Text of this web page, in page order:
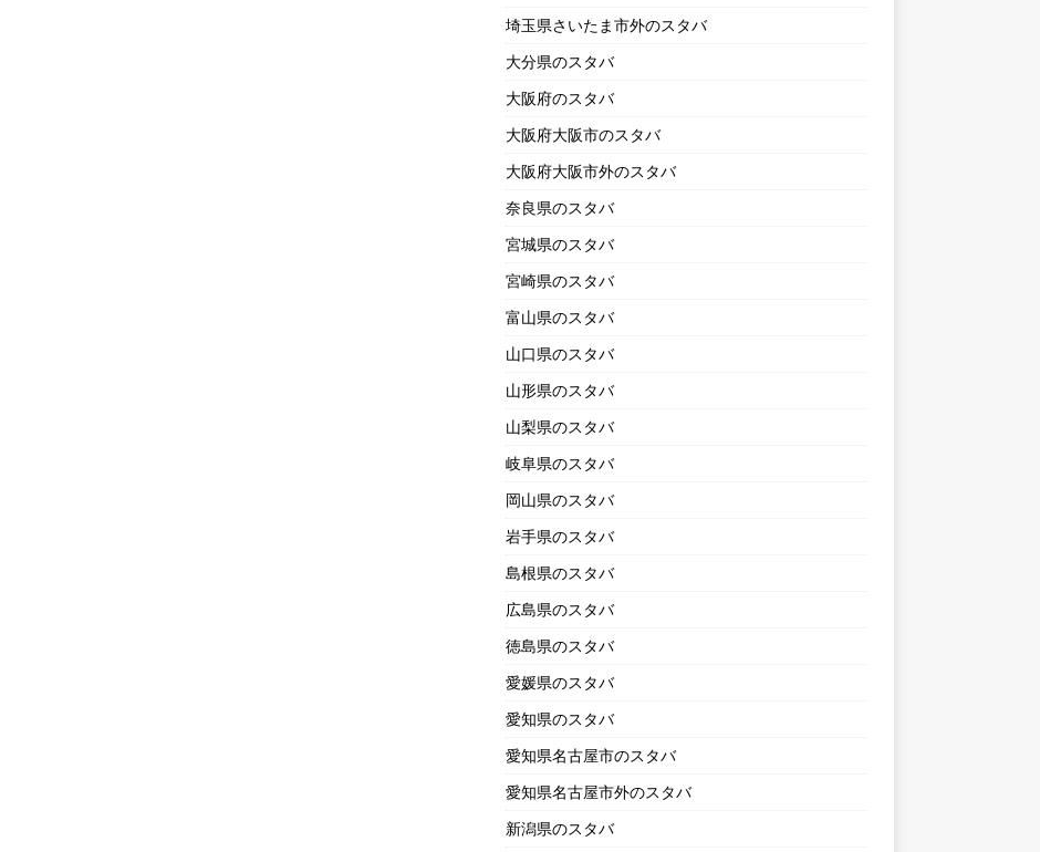
埼玉県さいたま市外のスタバ
大分県のスタバ
大阪府のスタバ
大阪府大阪市のスタバ
大阪府大阪市外のスタバ
奈良県のスタバ
宮城県のスタバ
宮崎県のスタバ
富山県のスタバ
山口県のスタバ
山形県のスタバ
山梨県のスタバ
岐阜県のスタバ
岡山県のスタバ
岩手県のスタバ
島根県のスタバ
広島県のスタバ
徳島県のスタバ
愛媛県のスタバ
愛知県のスタバ
愛知県名古屋市のスタバ
愛知県名古屋市外のスタバ
新潟県のスタバ